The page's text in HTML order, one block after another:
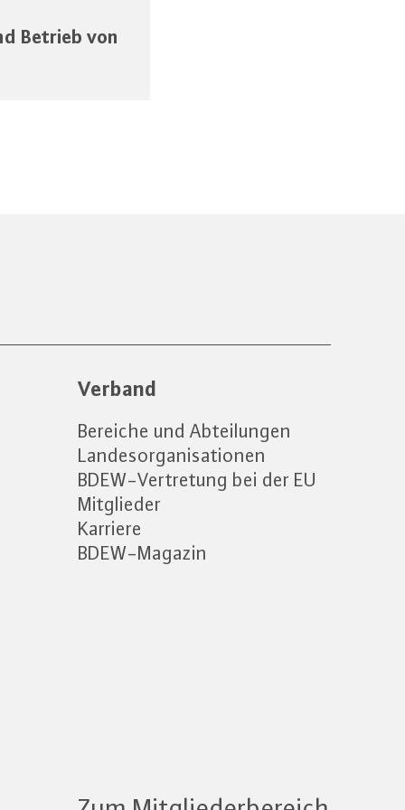
Betrieb von
Verband
Bereiche und Abteilungen
Landesorganisationen
BDEW-Vertretung bei der EU
Mitglieder
Karriere
BDEW-Magazin